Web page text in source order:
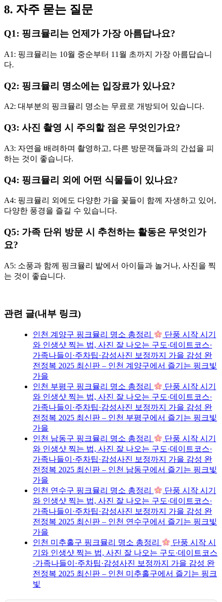
8. 자주 묻는 질문
Q1: 핑크뮬리는 언제가 가장 아름답나요?
A1: 핑크뮬리는 10월 중순부터 11월 초까지 가장 아름답습니
다.
Q2: 핑크뮬리 명소에는 입장료가 있나요?
A2: 대부분의 핑크뮬리 명소는 무료로 개방되어 있습니다.
Q3: 사진 촬영 시 주의할 점은 무엇인가요?
A3: 자연을 배려하며 촬영하고, 다른 방문객들과의 간섭을 피
하는 것이 좋습니다.
Q4: 핑크뮬리 외에 어떤 식물들이 있나요?
A4: 핑크뮬리 외에도 다양한 가을 꽃들이 함께 자생하고 있어,
다양한 풍경을 즐길 수 있습니다.
Q5: 가족 단위 방문 시 추천하는 활동은 무엇인가
요?
A5: 소풍과 함께 핑크뮬리 밭에서 아이들과 놀거나, 사진을 찍
는 것이 좋습니다.
관련 글(내부 링크)
인천 계양구 핑크뮬리 명소 총정리
단풍 시작 시기
와 인생샷 찍는 법, 사진 잘 나오는 구도·데이트코스·
가족나들이·주차팁·감성사진 보정까지 가을 감성 완
전정복 2025 최신판 – 인천 계양구에서 즐기는 핑크빛
가을
인천 부평구 핑크뮬리 명소 총정리
단풍 시작 시기
와 인생샷 찍는 법, 사진 잘 나오는 구도·데이트코스·
가족나들이·주차팁·감성사진 보정까지 가을 감성 완
전정복 2025 최신판 – 인천 부평구에서 즐기는 핑크빛
가을
인천 남동구 핑크뮬리 명소 총정리
단풍 시작 시기
와 인생샷 찍는 법, 사진 잘 나오는 구도·데이트코스·
가족나들이·주차팁·감성사진 보정까지 가을 감성 완
전정복 2025 최신판 – 인천 남동구에서 즐기는 핑크빛
가을
인천 연수구 핑크뮬리 명소 총정리
단풍 시작 시기
와 인생샷 찍는 법, 사진 잘 나오는 구도·데이트코스·
가족나들이·주차팁·감성사진 보정까지 가을 감성 완
전정복 2025 최신판 – 인천 연수구에서 즐기는 핑크빛
가을
인천 미추홀구 핑크뮬리 명소 총정리
단풍 시작 시
기와 인생샷 찍는 법, 사진 잘 나오는 구도·데이트코스
·가족나들이·주차팁·감성사진 보정까지 가을 감성 완
전정복 2025 최신판 – 인천 미추홀구에서 즐기는 핑크
빛